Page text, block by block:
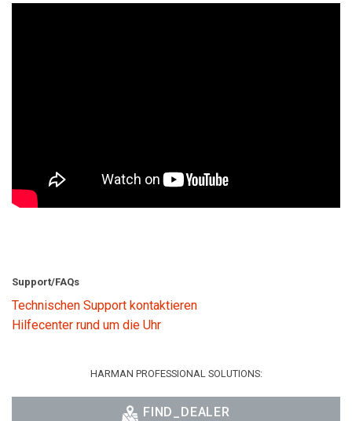
Support/FAQs
Technischen Support kontaktieren
Hilfecenter rund um die Uhr
HARMAN PROFESSIONAL SOLUTIONS:
FIND_DEALER